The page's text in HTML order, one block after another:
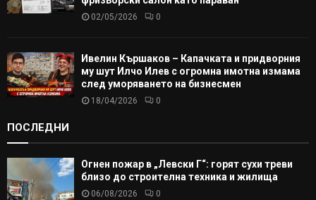
02/05/2026 0
Ивелин Кършаков – Капачката и придворния
му шут Илчо Илев с огромна имотна измама
след уморяването на бизнесмен
18/04/2026 0
ПОСЛЕДНИ
Огнен пожар в „Левски Г“: горят сухи треви
близо до строителна техника и жилища
06/08/2026 0